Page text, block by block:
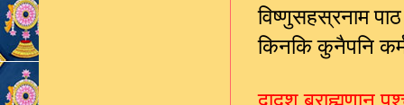
विष्णुसहस्रनाम
किनकि कुनैपनि
द्वादश ब्राह्मणान्